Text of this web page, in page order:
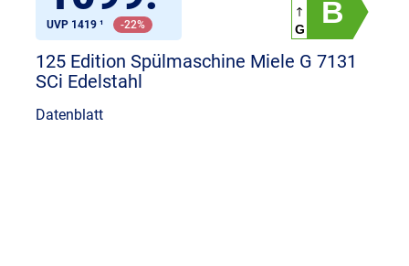
UVP 1419 ¹ -22% B
G
125 Edition Spülmaschine Miele G 7131
SCi Edelstahl
Datenblatt